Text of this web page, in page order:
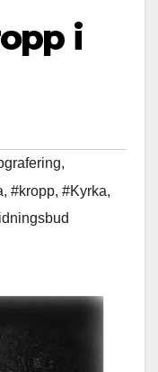
i
,
, #kropp, #Kyrka,